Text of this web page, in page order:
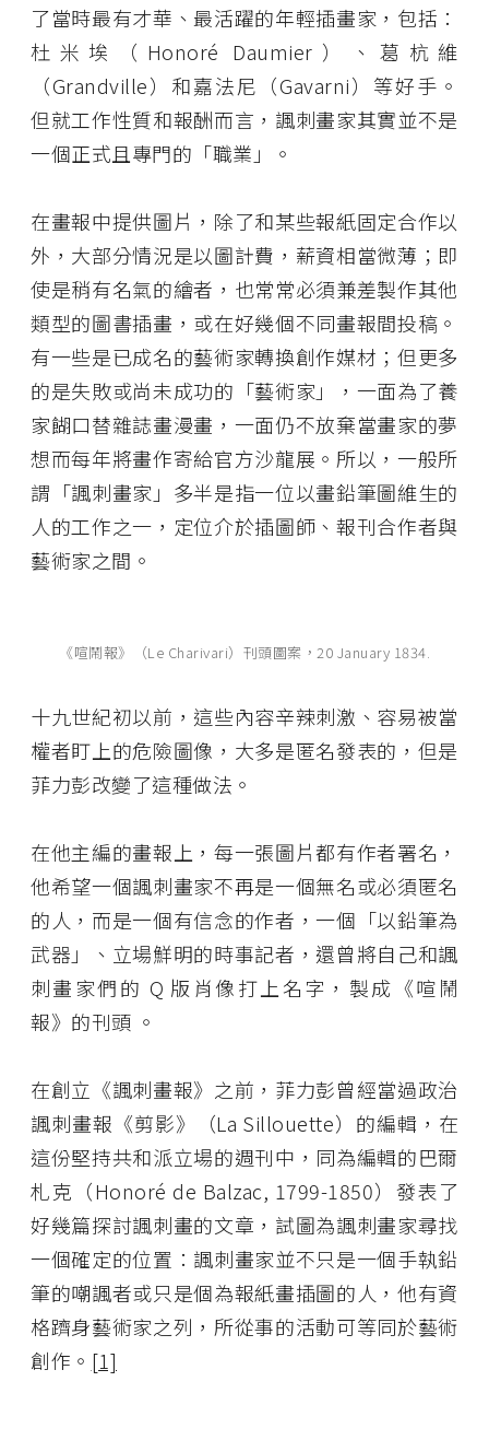
了當時最有才華、最活躍的年輕插畫家，包括：
杜米埃（Honoré Daumier）、葛杭維
（Grandville）和嘉法尼（Gavarni）等好手。
但就工作性質和報酬而言，諷刺畫家其實並不是
一個正式且專門的「職業」。
在畫報中提供圖片，除了和某些報紙固定合作以
外，大部分情況是以圖計費，薪資相當微薄；即
使是稍有名氣的繪者，也常常必須兼差製作其他
類型的圖書插畫，或在好幾個不同畫報間投稿。
有一些是已成名的藝術家轉換創作媒材；但更多
的是失敗或尚未成功的「藝術家」，一面為了養
家餬口替雜誌畫漫畫，一面仍不放棄當畫家的夢
想而每年將畫作寄給官方沙龍展。所以，一般所
謂「諷刺畫家」多半是指一位以畫鉛筆圖維生的
人的工作之一，定位介於插圖師、報刊合作者與
藝術家之間。
《喧鬧報》（Le Charivari）刊頭圖案，20 January 1834.
十九世紀初以前，這些內容辛辣刺激、容易被當
權者盯上的危險圖像，大多是匿名發表的，但是
菲力彭改變了這種做法。
在他主編的畫報上，每一張圖片都有作者署名，
他希望一個諷刺畫家不再是一個無名或必須匿名
的人，而是一個有信念的作者，一個「以鉛筆為
武器」、立場鮮明的時事記者，還曾將自己和諷
刺畫家們的 Q 版肖像打上名字，製成《喧鬧
報》的刊頭 。
在創立《諷刺畫報》之前，菲力彭曾經當過政治
諷刺畫報《剪影》（La Sillouette）的編輯，在
這份堅持共和派立場的週刊中，同為編輯的巴爾
札克（Honoré de Balzac, 1799-1850）發表了
好幾篇探討諷刺畫的文章，試圖為諷刺畫家尋找
一個確定的位置：諷刺畫家並不只是一個手執鉛
筆的嘲諷者或只是個為報紙畫插圖的人，他有資
格躋身藝術家之列，所從事的活動可等同於藝術
創作。 [1]